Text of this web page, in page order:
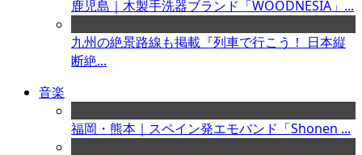
鹿児島｜木製手洗器ブランド「WOODNESIA」...
九州の絶景路線も掲載『列車で行こう！ 日本縦
断絶...
音楽
福岡・熊本｜スペイン発エモバンド「Shonen ...